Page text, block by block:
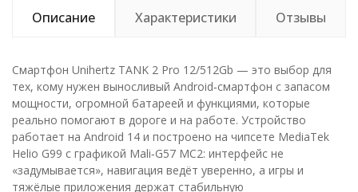
Описание Характеристики Отзывы
Смартфон Unihertz TANK 2 Pro 12/512Gb — это выбор для
тех, кому нужен выносливый Android‑смартфон с запасом
мощности, огромной батареей и функциями, которые
реально помогают в дороге и на работе. Устройство
работает на Android 14 и построено на чипсете MediaTek
Helio G99 с графикой Mali‑G57 MC2: интерфейс не
«задумывается», навигация ведёт уверенно, а игры и
тяжёлые приложения держат стабильную